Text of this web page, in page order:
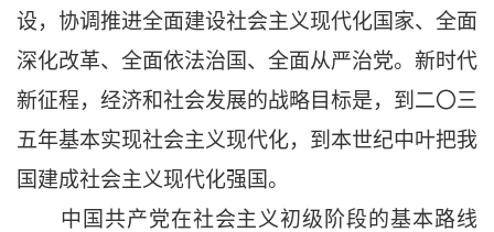
设，协调推进全面建设社会主义现代化国家、全面
深化改革、全面依法治国、全面从严治党。新时代
新征程，经济和社会发展的战略目标是，到二〇三
五年基本实现社会主义现代化，到本世纪中叶把我
国建成社会主义现代化强国。
中国共产党在社会主义初级阶段的基本路线